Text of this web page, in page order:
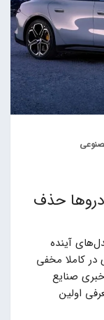
حذف
آینده
در کاملا مخفی
صنایع
اولین